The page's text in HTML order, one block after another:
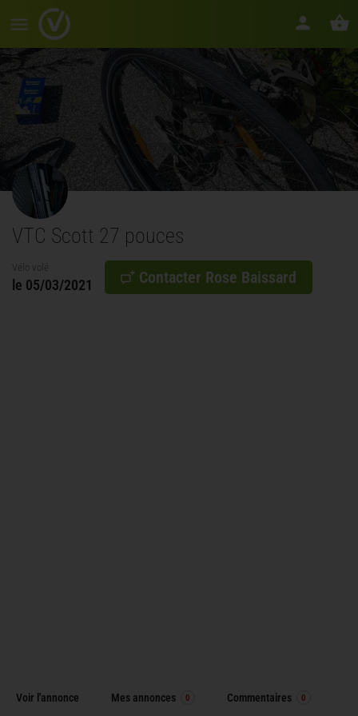
VTC Scott 27 pouces
Vélo volé
le 05/03/2021 Contacter Rose Baissard
Voir l'annonce Mes annonces 0 Commentaires 0